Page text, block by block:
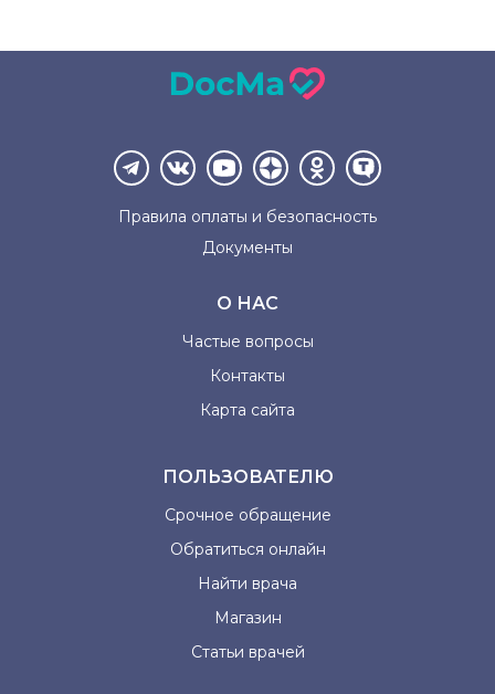
Правила оплаты и безопасность
Документы
О НАС
Частые вопросы
Контакты
Карта сайта
ПОЛЬЗОВАТЕЛЮ
Срочное обращение
Обратиться онлайн
Найти врача
Магазин
Статьи врачей